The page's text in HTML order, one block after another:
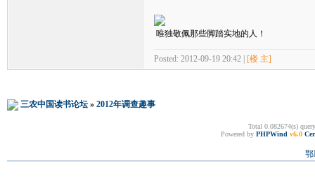
唯独敬佩那些脚踏实地的人！
Posted: 2012-09-19 20:42 | [楼 主]
三农中国读书论坛» 2012年调查趣事
Total 0.082674(s)
Powered by PHPWind v6.0
鄂